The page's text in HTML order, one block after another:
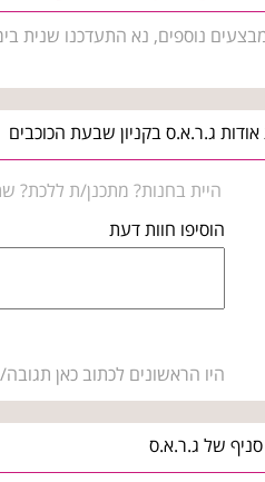
נוספים, נא התעדכנו שנית
אודות ג.ר.א.ס בקניון שבעת הכוכבים
היית בחנות? מתכנן/ת ללכת?
הוסיפו חוות דעת
היו הראשונים לכתוב כאן
סניף של ג.ר.א.ס